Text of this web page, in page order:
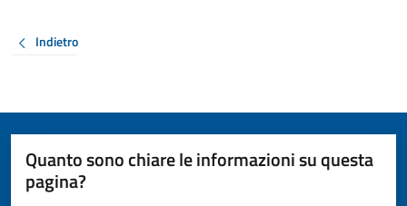
Indietro
Quanto sono chiare le informazioni su questa
pagina?